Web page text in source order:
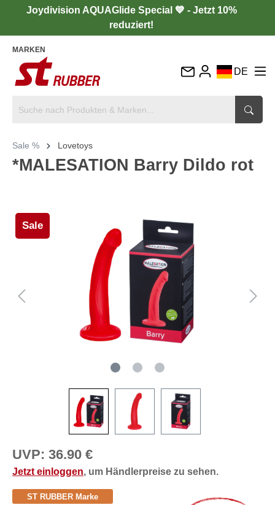
Joydivision AQUAGlide Special 💙 - Jetzt 10%
reduziert!
MARKEN
DE
IT
Sale % Lovetoys
*MALESATION Barry Dildo rot
Sale
UVP: 36.90 €
Jetzt einloggen, um Händlerpreise zu sehen.
ST RUBBER Marke